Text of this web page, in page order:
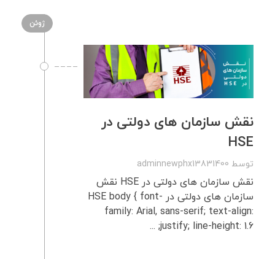
ژوئن
نقش سازمان‌ های دولتی در
HSE
توسط adminnewphx13831400
نقش سازمان‌ های دولتی در HSE نقش
سازمان‌ های دولتی در HSE body { font-
family: Arial, sans-serif; text-align:
justify; line-height: 1.6; ...